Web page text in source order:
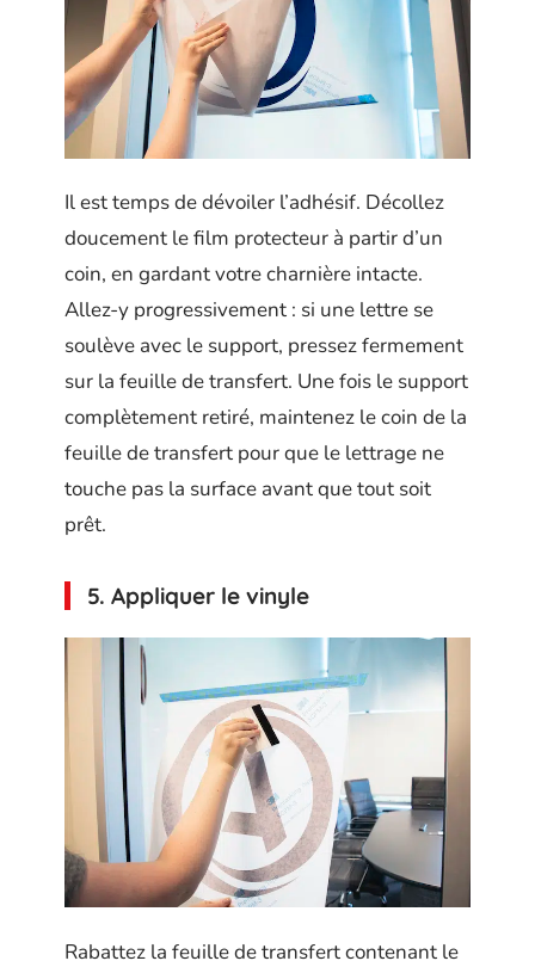
Il est temps de dévoiler l’adhésif. Décollez
doucement le film protecteur à partir d’un
coin, en gardant votre charnière intacte.
Allez-y progressivement : si une lettre se
soulève avec le support, pressez fermement
sur la feuille de transfert. Une fois le support
complètement retiré, maintenez le coin de la
feuille de transfert pour que le lettrage ne
touche pas la surface avant que tout soit
prêt.
5. Appliquer le vinyle
Rabattez la feuille de transfert contenant le